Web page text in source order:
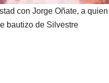
con Jorge Oñate, a
bautizo de Silvestre